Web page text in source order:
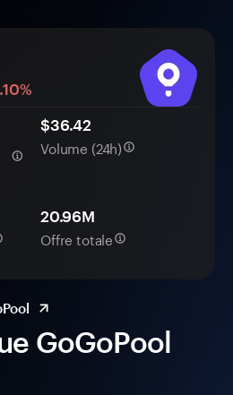
GoGoPool
$36.42
Volume (24h)
20.96M
Offre totale